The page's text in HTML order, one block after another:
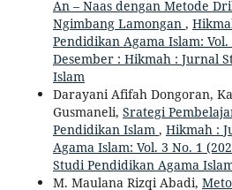
An – Naas dengan Metode
Ngimbang Lamongan ,
Pendidikan Agama Islam: Vol.
Desember : Hikmah : Jurnal
Islam
Darayani Afifah Dongoran,
Gusmaneli, Srategi
Pendidikan Islam , Hikmah :
Agama Islam: Vol. 3 No. 1
Studi Pendidikan Agama
M. Maulana Rizqi Abadi,